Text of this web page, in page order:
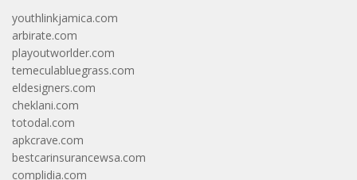
youthlinkjamica.com
arbirate.com
playoutworlder.com
temeculabluegrass.com
eldesigners.com
cheklani.com
totodal.com
apkcrave.com
bestcarinsurancewsa.com
complidia.com